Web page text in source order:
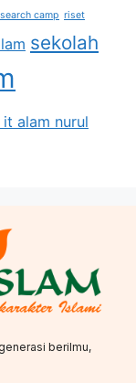
camp riset
sekolah
it alam nurul
berilmu,